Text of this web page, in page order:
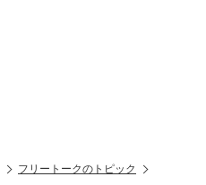
フリートークのトピック